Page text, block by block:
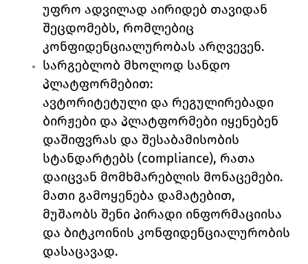
უფრო ადვილად აირიდებ თავიდან
შეცდომებს, რომლებიც
კონფიდენციალურობას არღვევენ.
სარგებლობ მხოლოდ სანდო
პლატფორმებით:
ავტორიტეტული და რეგულირებადი
ბირჟები და პლატფორმები იყენებენ
დაშიფვრას და შესაბამისობის
სტანდარტებს (compliance), რათა
დაიცვან მომხმარებლის მონაცემები.
მათი გამოყენება დამატებით,
მუშაობს შენი პირადი ინფორმაციისა
და ბიტკოინის კონფიდენციალურობის
დასაცავად.